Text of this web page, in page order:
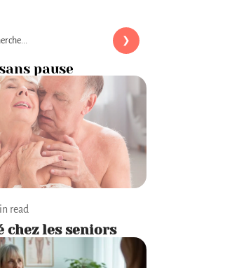
pause
read
chez les seniors